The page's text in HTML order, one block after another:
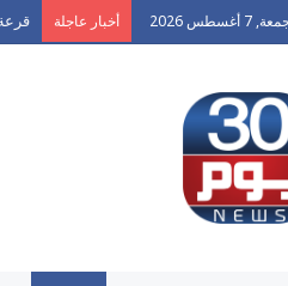
7 أغسطس 2026 أخبار عاجلة قرعة